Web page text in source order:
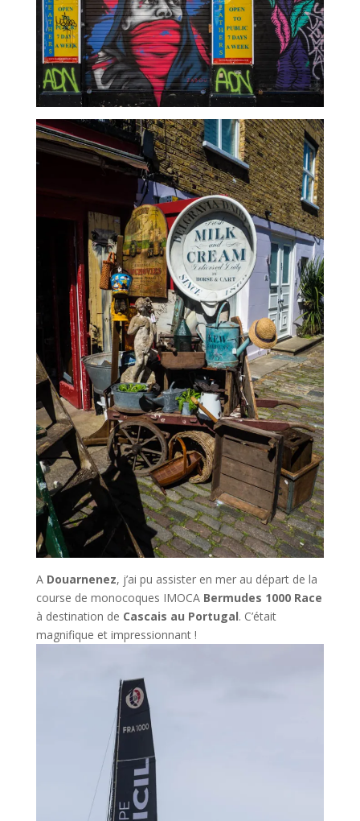
A Douarnenez, j’ai pu assister en mer au départ de la
course de monocoques IMOCA Bermudes 1000 Race
à destination de Cascais au Portugal. C’était
magnifique et impressionnant !